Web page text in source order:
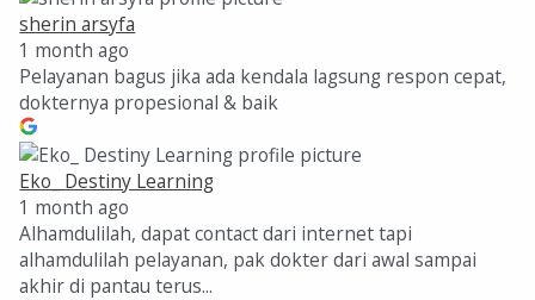
sherin arsyfa
1 month ago
Pelayanan bagus jika ada kendala lagsung respon cepat,
dokternya propesional & baik
Eko_ Destiny Learning
1 month ago
Alhamdulilah, dapat contact dari internet tapi
alhamdulilah pelayanan, pak dokter dari awal sampai
akhir di pantau terus...